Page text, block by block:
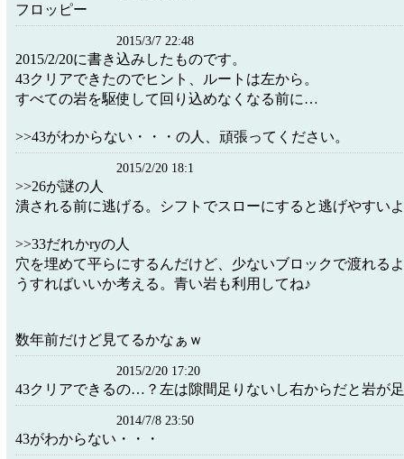
フロッピー
2015/3/7 22:48
2015/2/20に書き込みしたものです。
43クリアできたのでヒント、ルートは左から。
すべての岩を駆使して回り込めなくなる前に…
>>43がわからない・・・の人、頑張ってください。
2015/2/20 18:1
>>26が謎の人
潰される前に逃げる。シフトでスローにすると逃げやすいよ
>>33だれかryの人
穴を埋めて平らにするんだけど、少ないブロックで渡れる
うすればいいか考える。青い岩も利用してね♪
数年前だけど見てるかなぁｗ
2015/2/20 17:20
43クリアできるの…？左は隙間足りないし右からだと岩が
2014/7/8 23:50
43がわからない・・・